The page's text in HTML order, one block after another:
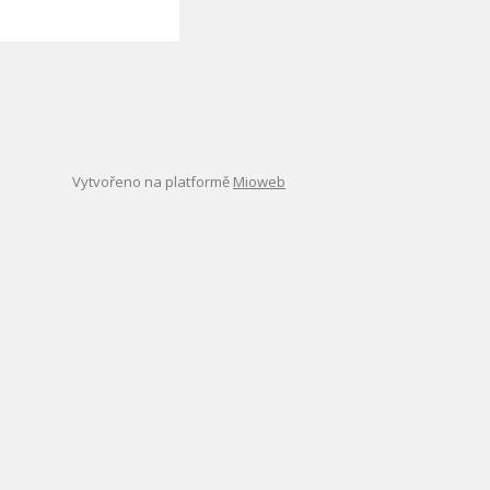
Vytvořeno na platformě Mioweb